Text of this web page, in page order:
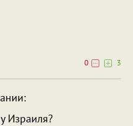
0
3
Израиля?